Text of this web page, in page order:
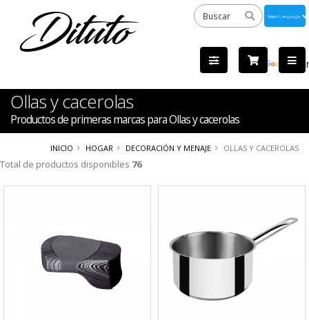
by
Ollas y cacerolas
Productos de primeras marcas para Ollas y cacerolas
INICIO HOGAR DECORACIÓN Y MENAJE OLLAS Y CACEROLAS
Total de productos disponibles 76